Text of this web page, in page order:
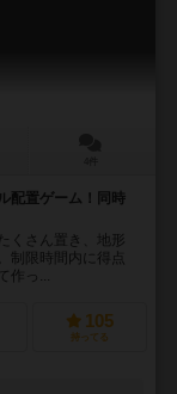
配置ゲーム！同時
くさん置き、地形
制限時間内に得点
作っ...
105
持ってる